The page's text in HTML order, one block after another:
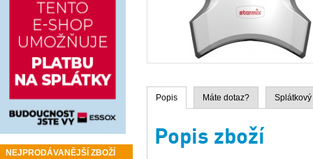
NEJPRODÁVANĚJŠÍ ZBOŽÍ
Popis Máte dotaz?
Popis zboží